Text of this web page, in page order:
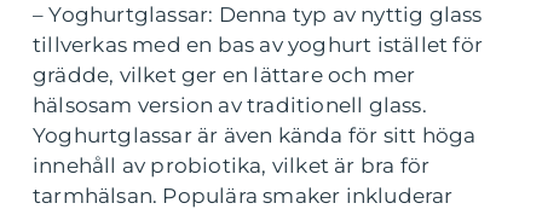
– Yoghurtglassar: Denna typ av nyttig glass
tillverkas med en bas av yoghurt istället för
grädde, vilket ger en lättare och mer
hälsosam version av traditionell glass.
Yoghurtglassar är även kända för sitt höga
innehåll av probiotika, vilket är bra för
tarmhälsan. Populära smaker inkluderar